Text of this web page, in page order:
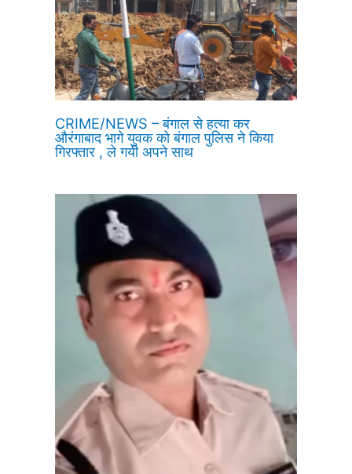
CRIME/NEWS – बंगाल से हत्या कर
औरंगाबाद भागे युवक को बंगाल पुलिस ने किया
गिरफ्तार , ले गयी अपने साथ